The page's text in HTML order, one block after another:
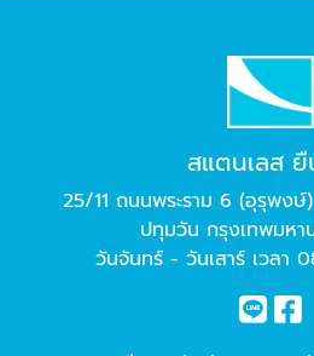
สแตนเลส
25/11 ถนนพระราม 6 (อุรุพงษ์
ปทุมวัน กรุงเทพมหา
วันจันทร์ - วันเสาร์ เวลา